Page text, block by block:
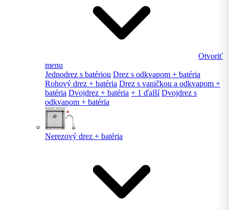
Otvoriť
menu
Jednodrez s batériou Drez s odkvapom + batéria
Rohový drez + batéria Drez s vaničkou a odkvapom +
batéria Dvojdrez + batéria + 1 ďalší Dvojdrez s
odkvapom + batéria
Nerezový drez + batéria